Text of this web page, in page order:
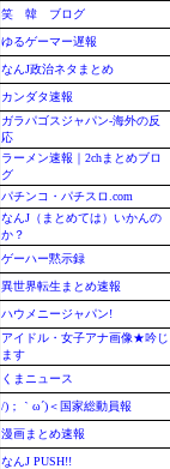
笑 韓 ブログ
ゆるゲーマー遅報
なんJ政治ネタまとめ
カンダタ速報
ガラパゴスジャパン-海外の反
応
ラーメン速報｜2chまとめブロ
グ
パチンコ・パチスロ.com
なんJ（まとめては）いかんの
か？
ゲーハー黙示録
異世界転生まとめ速報
ハウメニージャパン!
アイドル・女子アナ画像★吟じ
ます
くまニュース
/)；｀ω´)＜国家総動員報
漫画まとめ速報
なんJ PUSH!!